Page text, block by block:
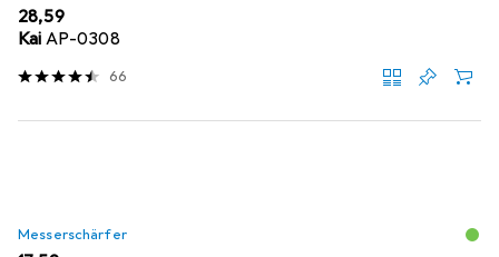
EUR
28,59
Kai AP-0308
66
Messerschärfer